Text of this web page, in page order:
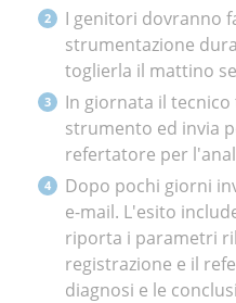
I genitori dovranno
strumentazione
toglierla il mattino
In giornata il
strumento ed invia
refertatore per
Dopo pochi giorni
e-mail. L'esito
riporta i parametri
registrazione e il
diagnosi e le